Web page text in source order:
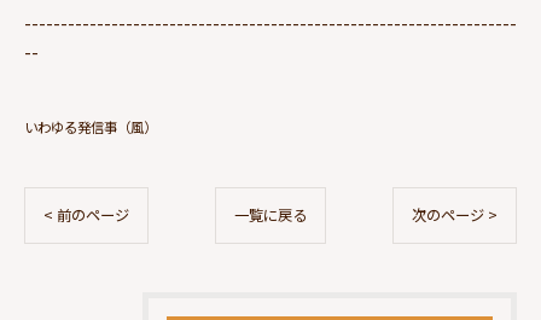
--------------------------------------------------------------------
--
いわゆる発信事（風）
< 前のページ 一覧に戻る 次のページ >